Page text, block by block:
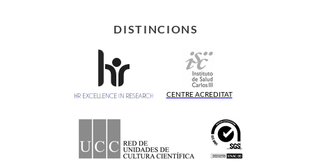
DISTINCIONS
CENTRE ACREDITAT